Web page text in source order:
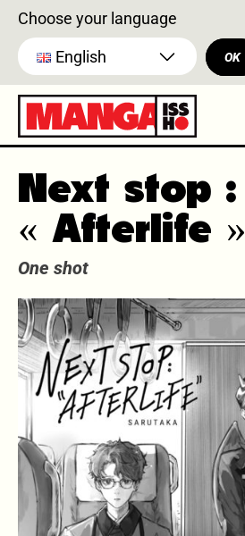
Choose your language
English OK
Next stop :
« Afterlife »
One shot